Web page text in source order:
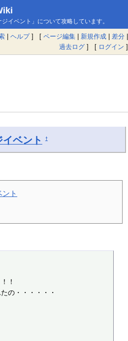
イベント」について攻略しています。
| ヘルプ] [ ページ編集 | 新規作成 | 差分 |
過去ログ ] [ ログイン ]
ベント †
ト
！
の・・・・・・